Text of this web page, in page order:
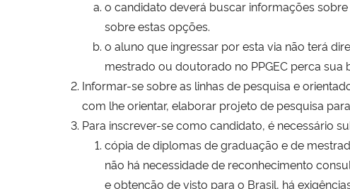
o candidato deverá buscar informações
sobre estas opções.
o aluno que ingressar por esta via não terá
mestrado ou doutorado no PPGEC perca
Informar-se sobre as linhas de pesquisa e
com lhe orientar, elaborar projeto de pesquisa
Para inscrever-se como candidato, é necessário
cópia de diplomas de graduação e de
não há necessidade de reconhecimento
e obtenção de visto para o Brasil, há